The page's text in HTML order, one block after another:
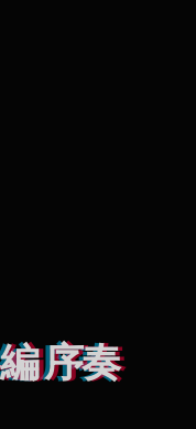
序奏